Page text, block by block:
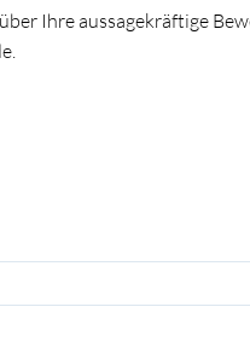
Ihre aussagekräftige